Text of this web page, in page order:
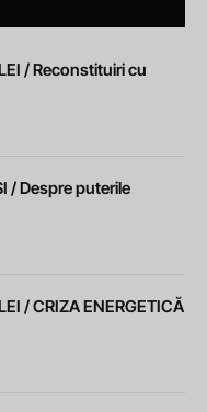
/ Reconstituiri cu
/ Despre puterile
/ CRIZA ENERGETICĂ